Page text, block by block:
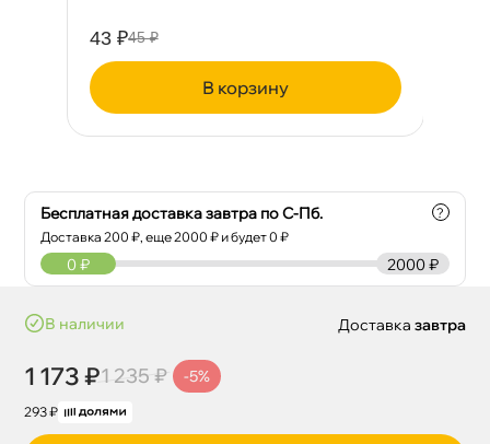
43 ₽45 ₽
корзину
Бесплатная доставка завтра по С-Пб.
Доставка200 ₽, еще2000 ₽ и будет 0 ₽
?
2000 ₽
0 ₽
наличии
1 173 ₽1 235 ₽ -5%
293 ₽
Доставка завтра